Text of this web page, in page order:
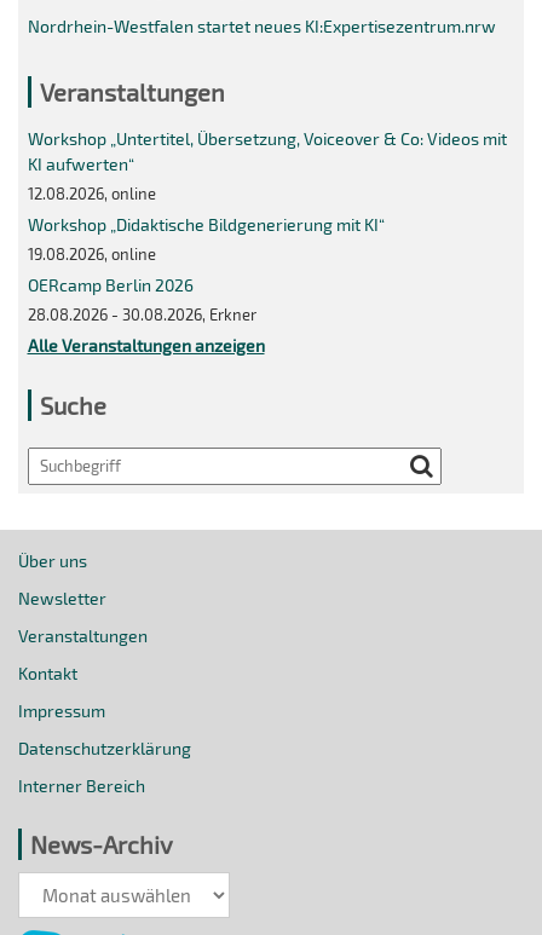
Nordrhein-Westfalen startet neues KI:Expertisezentrum.nrw
Veranstaltungen
Workshop „Untertitel, Übersetzung, Voiceover & Co: Videos mit
KI aufwerten“
12.08.2026, online
Workshop „Didaktische Bildgenerierung mit KI“
19.08.2026, online
OERcamp Berlin 2026
28.08.2026 - 30.08.2026, Erkner
Alle Veranstaltungen anzeigen
Suche
Search
Über uns
Newsletter
Veranstaltungen
Kontakt
Impressum
Datenschutzerklärung
Interner Bereich
News-Archiv
News-
Archiv